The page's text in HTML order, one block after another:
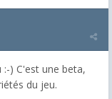
) C'est une beta,
du jeu.